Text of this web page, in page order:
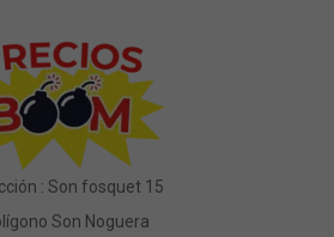
: Son fosquet 15
Son Noguera